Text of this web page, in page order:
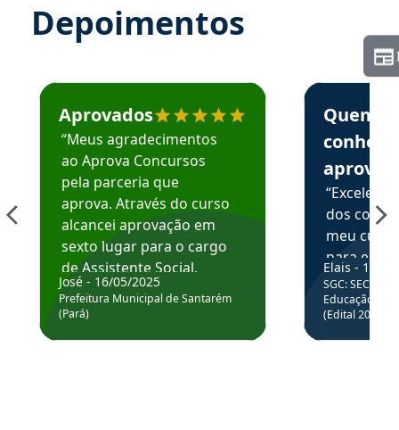
Depoimentos
Estudante José recomenda o Aprova Concursos em
Aprovados
“Meus agradecimentos
ao Aprova Concursos
pela parceria que
aprova. Através do curso
alcancei aprovação em
sexto lugar para o cargo
de Assistente Social.
Hoje estou atuando na
Prefeitura de Santarém.
José - 16/05/2025
Prefeitura Municipal de Santarém
(Pará)
Estudante
Quem
aprova
dos
meu
para
colocar
através
de
Elais - 15/
SGC: SEC BA
Educação
(Edital